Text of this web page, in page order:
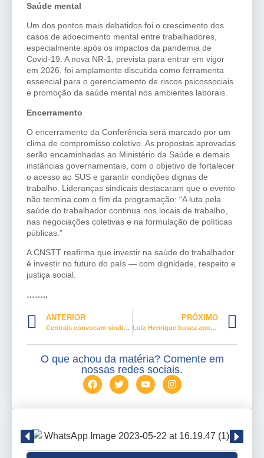
Saúde mental
Um dos pontos mais debatidos foi o crescimento dos
casos de adoecimento mental entre trabalhadores,
especialmente após os impactos da pandemia de
Covid-19. A nova NR-1, prevista para entrar em vigor
em 2026, foi amplamente discutida como ferramenta
essencial para o gerenciamento de riscos psicossociais
e promoção da saúde mental nos ambientes laborais.
Encerramento
O encerramento da Conferência será marcado por um
clima de compromisso coletivo. As propostas aprovadas
serão encaminhadas ao Ministério da Saúde e demais
instâncias governamentais, com o objetivo de fortalecer
o acesso ao SUS e garantir condições dignas de
trabalho. Lideranças sindicais destacaram que o evento
não termina com o fim da programação: “A luta pela
saúde do trabalhador continua nos locais de trabalho,
nas negociações coletivas e na formulação de políticas
públicas.”
A CNSTT reafirma que investir na saúde do trabalhador
é investir no futuro do país — com dignidade, respeito e
justiça social.
……..
ANTERIOR
Centrais convocam sindicalistas para atos pela soberania nacional
PRÓXIMO
Luiz Henrique busca apoio ao trabalhor do Maranhão e Piauí
O que achou da matéria? Comente em
nossas redes sociais.